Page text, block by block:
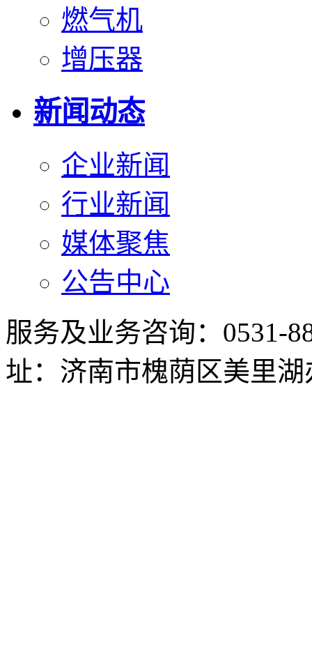
燃气机
增压器
新闻动态
企业新闻
行业新闻
媒体聚焦
公告中心
服务及业务咨询：0531-
址：济南市槐荫区美里